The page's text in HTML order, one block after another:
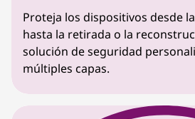
Proteja los dispositivos desde
hasta la retirada o la
solución de seguridad
múltiples capas.